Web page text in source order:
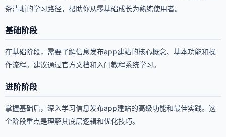
条清晰的学习路径，帮助你从零基础成长为熟练使用者。
基础阶段
在基础阶段，需要了解信息发布app建站的核心概念、基本功能和操
作流程。建议通过官方文档和入门教程系统学习。
进阶阶段
掌握基础后，深入学习信息发布app建站的高级功能和最佳实践。这
个阶段重点是理解其底层逻辑和优化技巧。